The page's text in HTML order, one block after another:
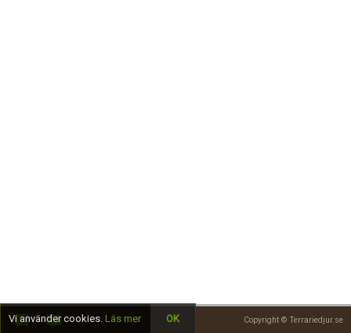
Copyright © Terrariedjur.se
Vi använder cookies. Läs mer OK